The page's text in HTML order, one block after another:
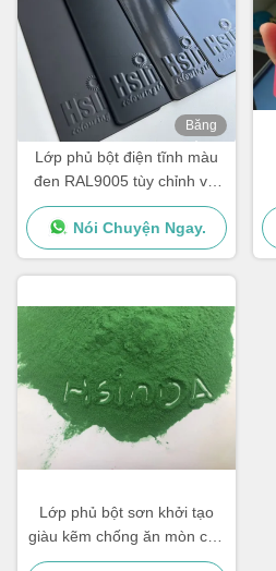
Băng
hình
Lớp phủ bột điện tĩnh màu
đen RAL9005 tùy chỉnh với
kết thúc mờ bóng và 180-
200 °C
Nói Chuyện Ngay.
Lớp phủ bột sơn khởi tạo
giàu kẽm chống ăn mòn cho
đồ nội thất kim loại